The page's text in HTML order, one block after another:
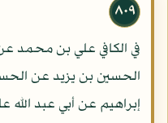
٨٠٩
في الكافي علي بن محمد
الحسين بن يزيد عن
إبراهيم عن أبي عبد الله